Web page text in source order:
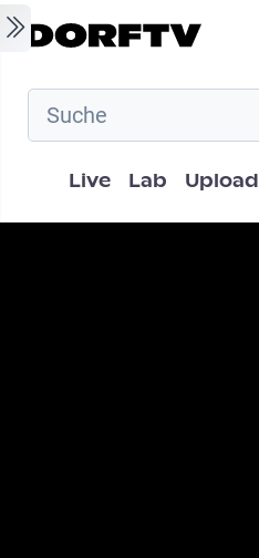
Skip to main content
Hauptnavigation
Live Lab Upload